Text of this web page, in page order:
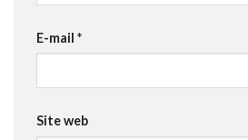
E-mail *
Site web